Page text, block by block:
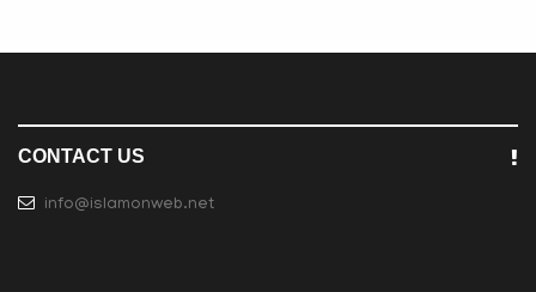
CONTACT US
info@islamonweb.net